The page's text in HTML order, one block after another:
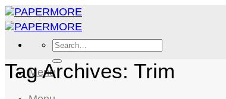
Skip
to
content
Search
Menu
Tag Archives: Trim